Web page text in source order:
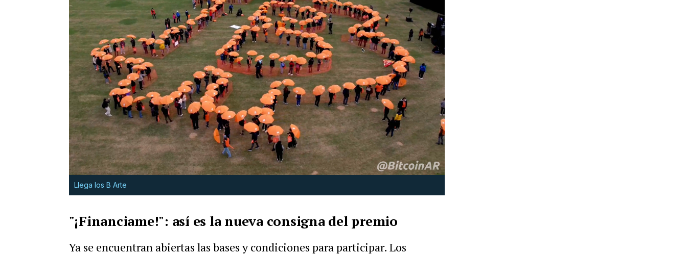
Llega los B Arte
"¡Financiame!": así es la nueva consigna del premio
Ya se encuentran abiertas las bases y condiciones para participar. Los